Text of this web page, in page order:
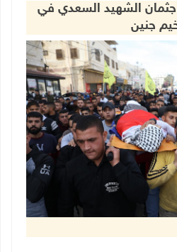
جثمان الشهيد السعدي في
جنين